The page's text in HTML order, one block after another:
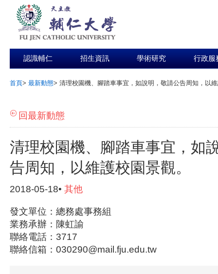
認識輔仁 招生資訊 學術研究 行政服
首頁> 最新動態> 清理校園機、腳踏車事宜，如說明，敬請公告周知，以
回最新動態
清理校園機、腳踏車事宜，如
告周知，以維護校園景觀。
2018-05-18• 其他
發文單位：總務處事務組
業務承辦：陳虹諭
聯絡電話：3717
聯絡信箱：030290@mail.fju.edu.tw